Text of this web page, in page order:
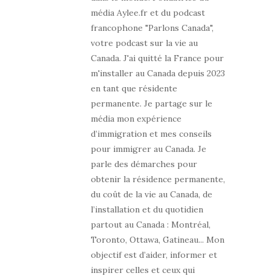
média Aylee.fr et du podcast
francophone "Parlons Canada",
votre podcast sur la vie au
Canada. J'ai quitté la France pour
m'installer au Canada depuis 2023
en tant que résidente
permanente. Je partage sur le
média mon expérience
d’immigration et mes conseils
pour immigrer au Canada. Je
parle des démarches pour
obtenir la résidence permanente,
du coût de la vie au Canada, de
l’installation et du quotidien
partout au Canada : Montréal,
Toronto, Ottawa, Gatineau... Mon
objectif est d’aider, informer et
inspirer celles et ceux qui